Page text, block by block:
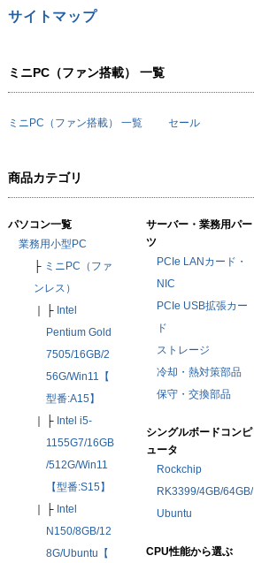
サイトマップ
ミニPC（ファン搭載） 一覧
ミニPC（ファン搭載） 一覧 セール
商品カテゴリ
パソコン一覧
業務用小型PC
├ ミニPC（ファ
ンレス）
｜
├ Intel
Pentium Gold
7505/16GB/2
56G/Win11【
型番:A15】
｜
├ Intel i5-
1155G7/16GB
/512G/Win11
【型番:S15】
｜
├ Intel
N150/8GB/12
8G/Ubuntu【
サーバー・業務用パー
ツ
PCIe LANカード・
NIC
PCIe USB拡張カー
ド
ストレージ
冷却・熱対策部品
保守・交換部品
シングルボードコンピ
ュータ
Rockchip
RK3399/4GB/64GB/
Ubuntu
CPU性能から選ぶ